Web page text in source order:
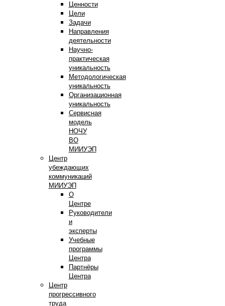
Ценности
Цели
Задачи
Направления
деятельности
Научно-
практическая
уникальность
Методологическая
уникальность
Организационная
уникальность
Сервисная
модель
НОЧУ
ВО
МИИУЭП
Центр
убеждающих
коммуникаций
МИИУЭП
О
Центре
Руководители
и
эксперты
Учебные
программы
Центра
Партнёры
Центра
Центр
прогрессивного
труда